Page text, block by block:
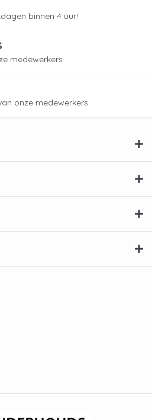
binnen 4 uur!
medewerkers
onze medewerkers.